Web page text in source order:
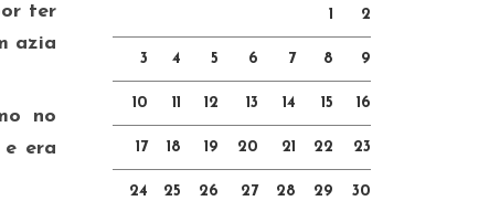
ter
azia
no
e era
1 2
3 4 5 6 7 8 9
10 11 12 13 14 15 16
17 18 19 20 21 22 23
24 25 26 27 28 29 30